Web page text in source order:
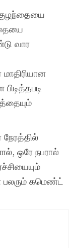
வார
ஒரே நபரால்
பலரும் கமெண்ட்